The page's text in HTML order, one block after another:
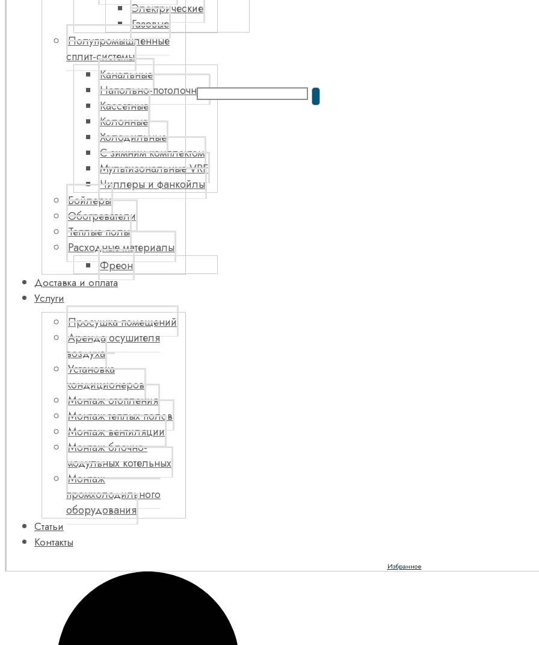
Электрические
Газовые
Полупромышленные
сплит-системы
Канальные
Напольно-потолочные
Кассетные
Колонные
Холодильные
С зимним комплектом
Мультизональные VRF
Чиллеры и фанкойлы
Бойлеры
Обогреватели
Теплые полы
Расходные материалы
Фреон
Доставка и оплата
Услуги
Просушка помещений
Аренда осушителя
воздуха
Установка
кондиционеров
Монтаж отопления
Монтаж теплых полов
Монтаж вентиляции
Монтаж блочно-
модульных котельных
Монтаж
промхолодильного
оборудования
Статьи
Контакты
Избранное